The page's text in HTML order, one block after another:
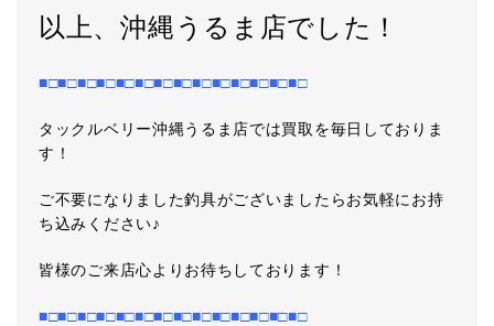
以上、沖縄うるま店でした！
■□■□■□■□■□■□■□■□■□■□■□■□■□■□
タックルベリー沖縄うるま店では買取を毎日しておりま
す！
ご不要になりました釣具がございましたらお気軽にお持
ち込みください♪
皆様のご来店心よりお待ちしております！
■□■□■□■□■□■□■□■□■□■□■□■□■□■□